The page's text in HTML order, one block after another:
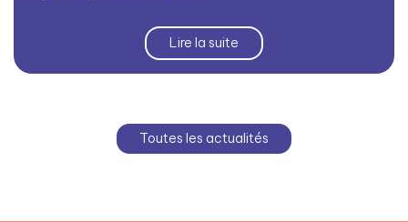
Lire la suite
Toutes les actualités